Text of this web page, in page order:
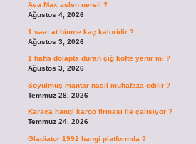
Ava Max aslen nereli ?
Ağustos 4, 2026
1 saat at binme kaç kaloridir ?
Ağustos 3, 2026
1 hafta dolapta duran çiğ köfte yenir mi ?
Ağustos 3, 2026
Soyulmuş mantar nasıl muhafaza edilir ?
Temmuz 28, 2026
Karaca hangi kargo firması ile çalışıyor ?
Temmuz 24, 2026
Gladiator 1992 hangi platformda ?